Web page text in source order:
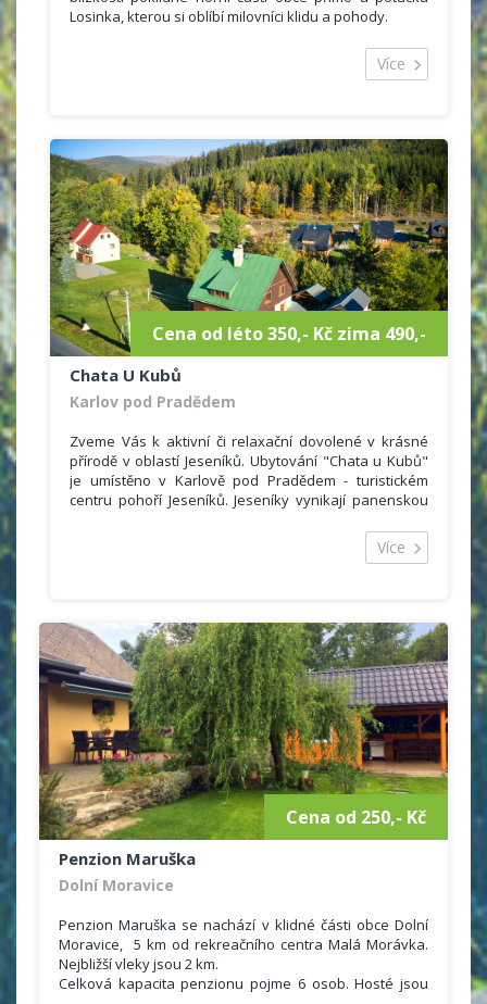
Losinka, kterou si oblíbí milovníci klidu a pohody.
velmi výhodnou cenu v ničím nerušeném prostředí.
Více
Cena od léto 350,- Kč zima 490,-
Chata U Kubů
Karlov pod Pradědem
Zveme Vás k aktivní či relaxační dovolené v krásné
přírodě v oblastí Jeseníků. Ubytování "Chata u Kubů"
je umístěno v Karlově pod Pradědem - turistickém
centru pohoří Jeseníků. Jeseníky vynikají panenskou
podmínkami v celé České republice. Obec Karlov pod
Pradědem má dobré autobusové spojení. V blízkosti
potravin. Po celodenním pobytu na čerstvém vzduchu
Vám nabízíme odpočinek a pobavení.
Více
Cena od 250,- Kč
Penzion Maruška
Dolní Moravice
Penzion Maruška se nachází v klidné části obce Dolní
Moravice, 5 km od rekreačního centra Malá Morávka.
Nejbližší vleky jsou 2 km.
Celková kapacita penzionu pojme 6 osob. Hosté jsou